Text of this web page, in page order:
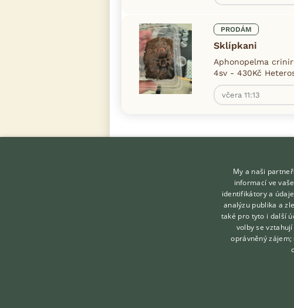
PRODÁM
Sklípkani
Aphonopelma
4sv - 430Kč
včera 11:13
KONTAKT DO REDAKCE
My a naši
informací ve
identifikátory a
analýzu publika a
také pro tyto i další
volby se
oprávněný